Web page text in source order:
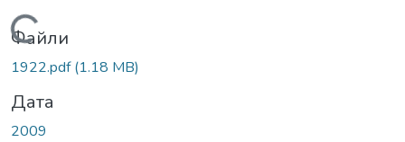
Вантажиться...
Файли
1922.pdf(1.18 MB)
Дата
2009